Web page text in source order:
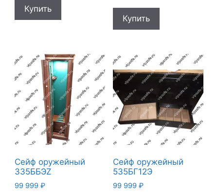
Купить
Купить
Сейф оружейный
335ББЭZ
99 999 ₽
Сейф оружейный
535БГ12Э
99 999 ₽